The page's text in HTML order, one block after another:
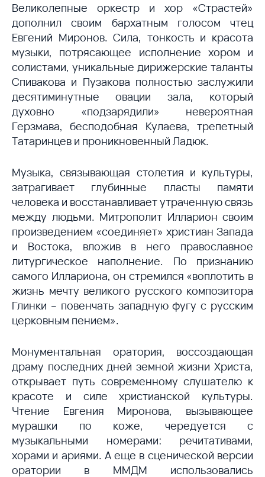
Великолепные оркестр и хор «Страстей»
дополнил своим бархатным голосом чтец
Евгений Миронов. Сила, тонкость и красота
музыки, потрясающее исполнение хором и
солистами, уникальные дирижерские таланты
Спивакова и Пузакова полностью заслужили
десятиминутные овации зала, который
духовно «подзарядили» невероятная
Герзмава, бесподобная Кулаева, трепетный
Татаринцев и проникновенный Ладюк.
Музыка, связывающая столетия и культуры,
затрагивает глубинные пласты памяти
человека и восстанавливает утраченную связь
между людьми. Митрополит Илларион своим
произведением «соединяет» христиан Запада
и Востока, вложив в него православное
литургическое наполнение. По признанию
самого Иллариона, он стремился «воплотить в
жизнь мечту великого русского композитора
Глинки – повенчать западную фугу с русским
церковным пением».
Монументальная оратория, воссоздающая
драму последних дней земной жизни Христа,
открывает путь современному слушателю к
красоте и силе христианской культуры.
Чтение Евгения Миронова, вызывающее
мурашки по коже, чередуется с
музыкальными номерами: речитативами,
хорами и ариями. А еще в сценической версии
оратории в ММДМ использовались